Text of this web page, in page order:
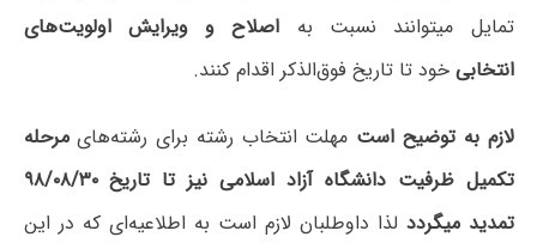
تمایل میتوانند نسبت به اصلاح و ویرایش اولویت‌های
انتخابیخود تا تاریخ فوق‌الذکر اقدام کنند.
لازم به توضیح است مهلت انتخاب رشته برای رشته‌هایمرحله
تکمیل ظرفیت دانشگاه‌ آزاد اسلامی نیز تا تاریخ ۹۸/۰۸/۳۰
تمدید میگردد لذا داوطلبان لازم است به اطلاعیه‌ای که در این